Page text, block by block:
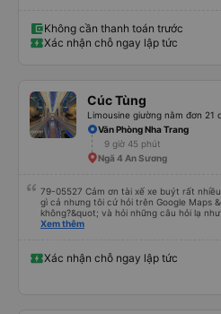
Không cần thanh toán trước
Xác nhận chỗ ngay lập tức
Cúc Tùng
Văn Phòng Nha Trang
9 giờ 45 phút
Ngã 4 An Sương
79-05527 Cảm ơn tài xế xe buýt rất
gì cả nhưng tôi cứ hỏi trên Google Maps
không?&quot; và hỏi những câu hỏi lạ
khách sạn của chúng tôi không?&quot;
limousine vào buổi sáng. ngu ngốc đến
tài xế không ở đó, tôi vẫn đang suy nghĩ
rất nguy hiểm.. Cảm ơn rất nhiều.. Cảm
Xem thêm
Xác nhận chỗ ngay lập tức